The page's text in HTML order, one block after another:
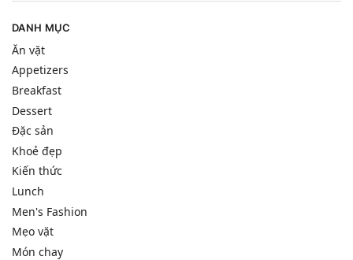
DANH MỤC
Ăn vặt
Appetizers
Breakfast
Dessert
Đặc sản
Khoẻ đẹp
Kiến thức
Lunch
Men's Fashion
Mẹo vặt
Món chay